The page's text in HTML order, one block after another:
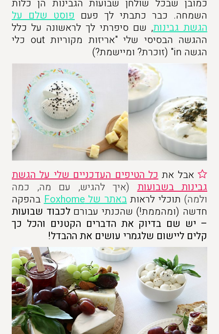
כמובן שבכל שולחן שבועות הגבינות הן כלות
השמחה. כבר כתבתי לך פעם פוסט שלם על
הגשת גבינות, שם סיפרתי לך לראשונה על כלל
ההגשה הבסיסי שלי "אריזות מקוריות out כלי
הגשה in" (זוכרת? ומיישמת?)
אבל את כל הטיפים העדכניים שלי על הגשת
גבינות בשבועות (איך להגיש, עם מה, כמה
ולמה) תוכלי לראותבאתר של Foxhome
בהפקה
חדשה (ומהממת!) שהכנתי עבורםלכבוד שבועות
– יש שם בדיוק את הדברים הקטנים והכל כך
קלים ליישום שלגמרי עושים את ההבדל!